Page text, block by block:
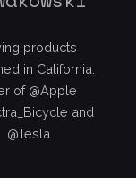
products
in California.
of @Apple
and
@Tesla